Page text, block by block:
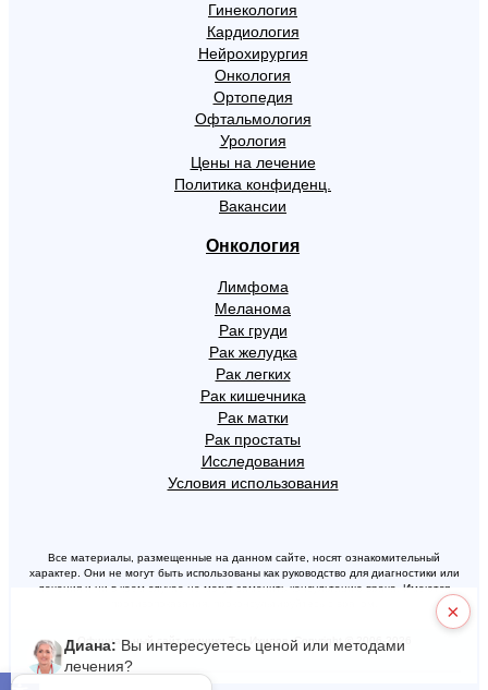
Открыть панель инструментов
Гинекология
Кардиология
Нейрохирургия
Онкология
Ортопедия
Офтальмология
Урология
Цены на лечение
Политика конфиденц.
Вакансии
Онкология
Лимфома
Меланома
Рак груди
Рак желудка
Рак легких
Рак кишечника
Рак матки
Рак простаты
Исследования
Условия использования
Все материалы, размещенные на данном сайте, носят ознакомительный
характер. Они не могут быть использованы как руководство для диагностики или
лечения и ни в коем случае не могут заменить консультацию врача. Имеются
Официальный сайт клиники Топ Ихилов. Copyright © 2006-2026
×
Диана: Вы интересуетесь ценой или методами
лечения?